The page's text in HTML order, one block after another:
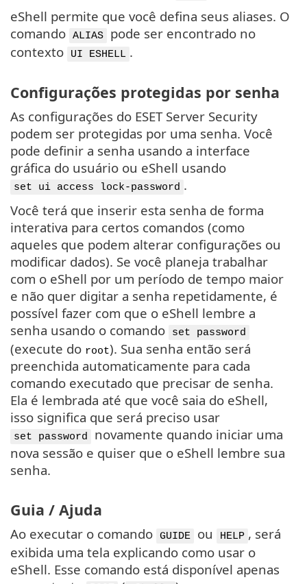
eShell permite que você defina seus aliases. O
comando
ALIAS
pode ser encontrado no
contexto
UI ESHELL .
Configurações protegidas por senha
As configurações do ESET Server Security
podem ser protegidas por uma senha. Você
pode definir a senha usando a interface
gráfica do usuário ou eShell usando
set ui access lock-password .
Você terá que inserir esta senha de forma
interativa para certos comandos (como
aqueles que podem alterar configurações ou
modificar dados). Se você planeja trabalhar
com o eShell por um período de tempo maior
e não quer digitar a senha repetidamente, é
possível fazer com que o eShell lembre a
senha usando o comando
set password
(execute do root). Sua senha então será
preenchida automaticamente para cada
comando executado que precisar de senha.
Ela é lembrada até que você saia do eShell,
isso significa que será preciso usar
set password
novamente quando iniciar uma
nova sessão e quiser que o eShell lembre sua
senha.
Guia / Ajuda
Ao executar o comando GUIDE ou HELP , será
exibida uma tela explicando como usar o
eShell. Esse comando está disponível apenas